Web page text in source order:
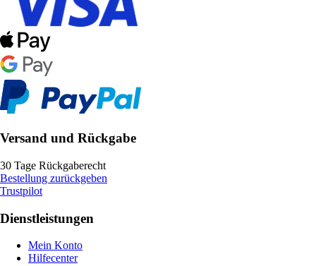
Versand und Rückgabe
30 Tage Rückgaberecht
Bestellung zurückgeben
Trustpilot
Dienstleistungen
Mein Konto
Hilfecenter